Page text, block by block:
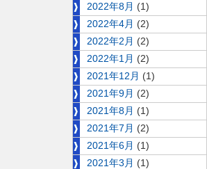
2022年8月 (1)
2022年4月 (2)
2022年2月 (2)
2022年1月 (2)
2021年12月 (1)
2021年9月 (2)
2021年8月 (1)
2021年7月 (2)
2021年6月 (1)
2021年3月 (1)